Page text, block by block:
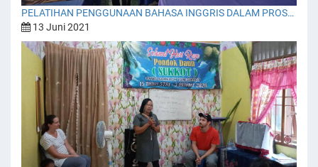
PELATIHAN PENGGUNAAN BAHASA INGGRIS DALAM PROSES KEGIATAN BELAJAR MENGAJAR TERHADAP GURU-GURU SEKOLAH DASAR BHARLIN SCHOOL
13 Juni 2021